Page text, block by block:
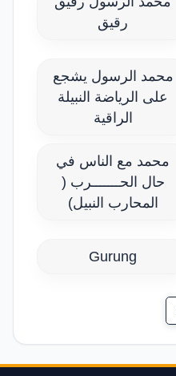
رقيق
محمد الرسول يشجع
على الرياضة النبيلة
الراقية
محمد مع الناس في
حال الحـــــــرب (
المحارب النبيل)
Gurung